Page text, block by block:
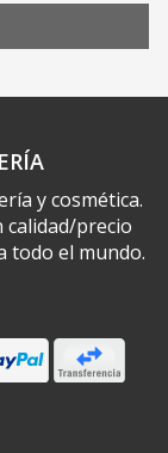
y cosmética.
calidad/precio
todo el mundo.